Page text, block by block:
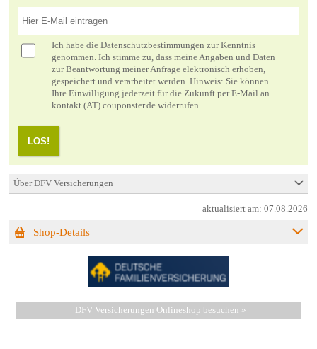
Ich habe die Datenschutzbestimmungen zur Kenntnis
genommen. Ich stimme zu, dass meine Angaben und Daten
zur Beantwortung meiner Anfrage elektronisch erhoben,
gespeichert und verarbeitet werden. Hinweis: Sie können
Ihre Einwilligung jederzeit für die Zukunft per E-Mail an
kontakt (AT) couponster.de widerrufen.
LOS!
Über DFV Versicherungen
aktualisiert am:07.08.2026
Shop-Details
DFV Versicherungen Onlineshop besuchen »